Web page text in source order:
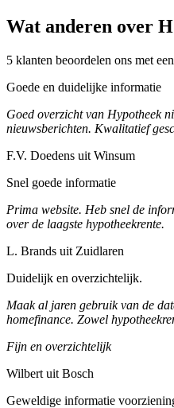
Wat anderen over
5 klanten beoordelen ons met
Goede en duidelijke informatie
Goed overzicht van Hypotheek
nieuwsberichten. Kwalitatief
F.V. Doedens uit Winsum
Snel goede informatie
Prima website. Heb snel de
over de laagste hypotheekrente.
L. Brands uit Zuidlaren
Duidelijk en overzichtelijk.
Maak al jaren gebruik van de
homefinance. Zowel
Fijn en overzichtelijk
Wilbert uit Bosch
Geweldige informatie